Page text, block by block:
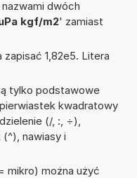
dwóch
kgf/m2' zamiast
zapisać 1,82e5. Litera
tylko podstawowe
kwadratowy
(/, :, ÷),
nawiasy i
mikro) można użyć